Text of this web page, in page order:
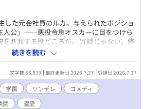
タク色濃いめ。 ※受け達には全員ギャッ
物のほとんどは貞操観念、倫理観などな
り傷、火傷、手足の欠損、視覚障害等の
し、その描写があります。 ※受け同士の絡
い、キス等) ※コメディ風味です、あくま
ルの後に（）でメインの登場人物名を記し
実装予定です。 ×がある場合は性的描写
絡みまでとなっております。
した元会社員のルカ。与えられたポジショ
人公」——悪役令息オスカーに目をつけら
を断罪する役どころだ。 冗談じゃない。修
卒業するため、ルカは全力でオスカーを避
のに。 「ルカ・ミレット！ 貴様に決闘を
週、果たし状が届く。決闘の種目は剣から
へと脱線していき、賭けの景品はなぜか
おまけに学院中が「今週もやってるな」
こいつ、俺に構ってほしいだけなんじ
縮まる、破滅フラグ回避（失敗中）の学園
続きを読む
文字数 66,839 最終更新日 2026.7.27 登録日 2026.7.27
学園 ツンデレ
コメディ
闘 溺愛